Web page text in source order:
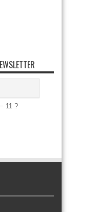
11 ?